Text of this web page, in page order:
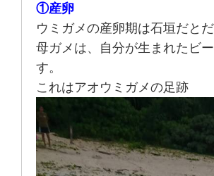
①産卵
ウミガメの産卵期は石垣だと
母ガメは、自分が生まれたビ
す。
これはアオウミガメの足跡